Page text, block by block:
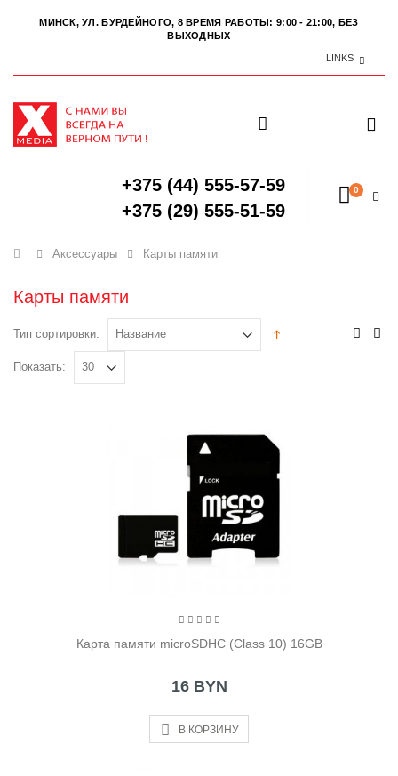
МИНСК, УЛ. БУРДЕЙНОГО, 8 ВРЕМЯ РАБОТЫ: 9:00 - 21:00, БЕЗ
ВЫХОДНЫХ
LINKS
+375 (44) 555-57-59
+375 (29) 555-51-59
0
Главная
Аксессуары Карты памяти
Карты памяти
Тип сортировки:
Показать:
Карта памяти microSDHC (Class 10) 16GB
16 BYN
В КОРЗИНУ